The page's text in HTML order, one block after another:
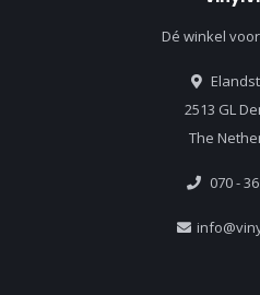
Dé winkel
2513 GL
The
070 -